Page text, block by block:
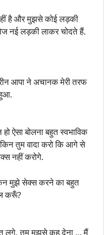
है और मुझसे कोई लड़की
नई लड़की लाकर चोदते हैं.
आपा ने अचानक मेरी तरफ
ऐसा बोलना बहुत स्वभाविक
तुम वादा करो कि आगे से
नहीं करोगे.
मुझे सेक्स करने का बहुत
करूँ?
लगे, तुम मुझसे कह देना … मैं